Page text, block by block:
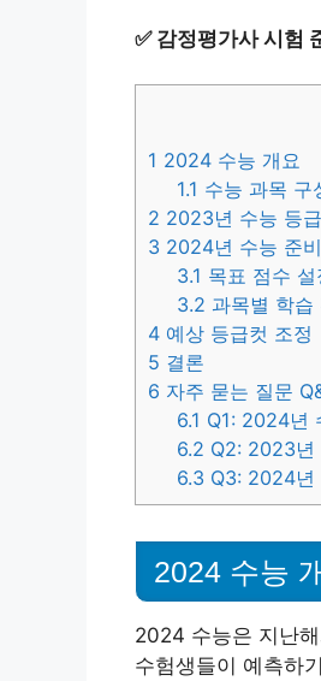
✅ 감정평가사 시험
1 2024 수능 개요
1.1 수능 과목 구
2 2023년 수능 등
3 2024년 수능 준
3.1 목표 점수 설
3.2 과목별 학습
4 예상 등급컷 조정
5 결론
6 자주 묻는 질문
6.1 Q1: 2024년
6.2 Q2: 2023년
6.3 Q3: 2024년
2024 수능
2024 수능은 지난
수험생들이 예측하